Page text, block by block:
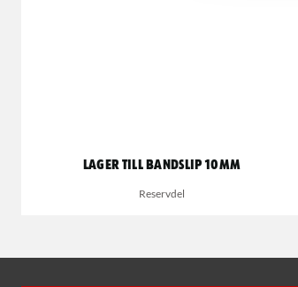
Lager till bandslip 10mm
Reservdel